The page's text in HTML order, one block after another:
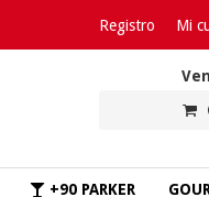
Registro Mi
+90 PARKER